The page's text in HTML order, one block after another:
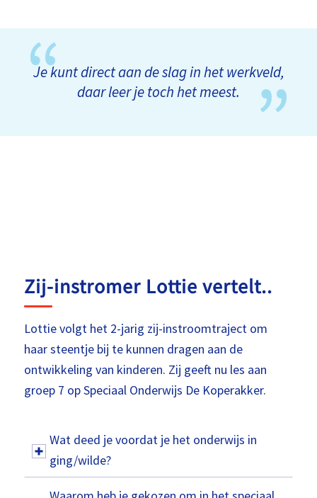
Je kunt direct aan de slag in het werkveld,
daar leer je toch het meest.
Zij-instromer Lottie vertelt..
Lottie volgt het 2-jarig zij-instroomtraject om
haar steentje bij te kunnen dragen aan de
ontwikkeling van kinderen. Zij geeft nu les aan
groep 7 op Speciaal Onderwijs De Koperakker.
Wat deed je voordat je het onderwijs in
ging/wilde?